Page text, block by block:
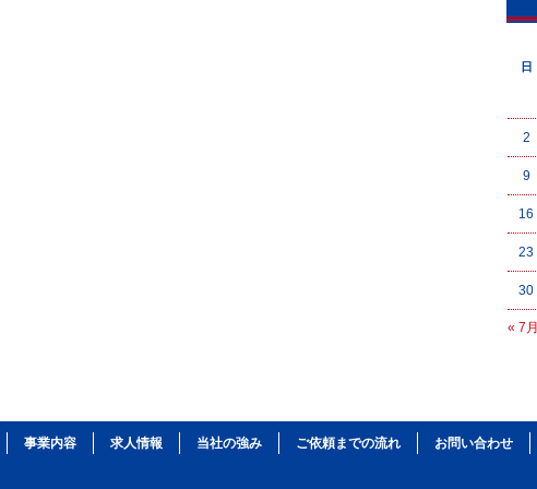
日
« 7月
2
9
16
23
30
事業内容 求人情報 当社の強み ご依頼までの流れ お問い合わせ